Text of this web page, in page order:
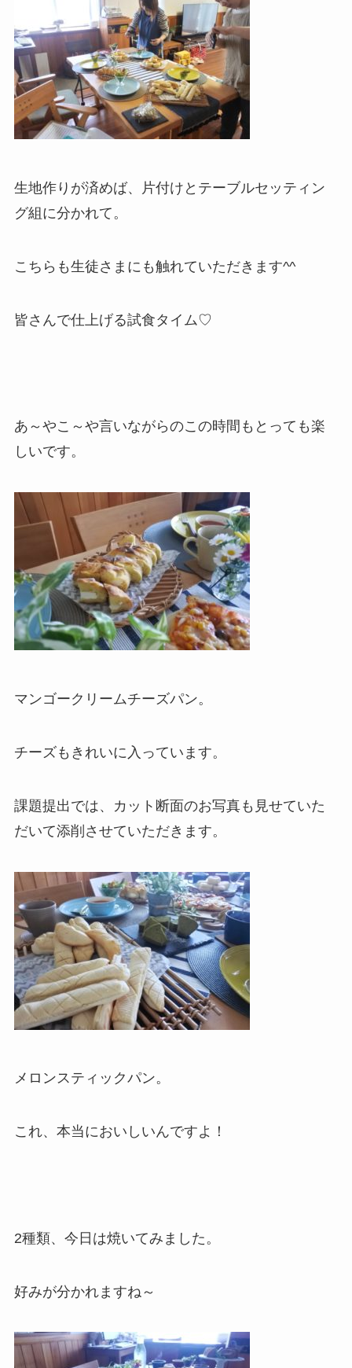
生地作りが済めば、片付けとテーブルセッティン
グ組に分かれて。
こちらも生徒さまにも触れていただきます^^
皆さんで仕上げる試食タイム♡
あ～やこ～や言いながらのこの時間もとっても楽
しいです。
マンゴークリームチーズパン。
チーズもきれいに入っています。
課題提出では、カット断面のお写真も見せていた
だいて添削させていただきます。
メロンスティックパン。
これ、本当においしいんですよ！
2種類、今日は焼いてみました。
好みが分かれますね～